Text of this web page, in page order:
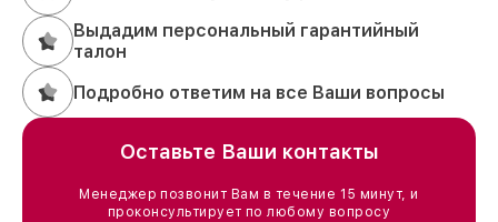
Выдадим персональный гарантийный
талон
Подробно ответим на все Ваши вопросы
Оставьте Ваши контакты
Менеджер позвонит Вам в течение 15 минут, и
проконсультирует по любому вопросу